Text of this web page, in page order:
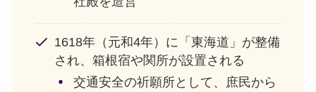
1618年（元和4年）に「東海道」が整備
され、箱根宿や関所が設置される
交通安全の祈願所として、庶民から